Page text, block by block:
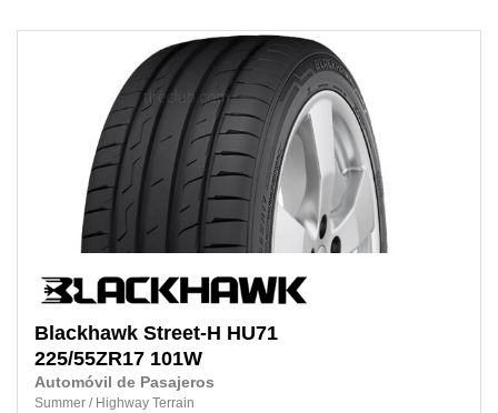
Blackhawk Street-H HU71
225/55ZR17 101W
Automóvil de Pasajeros
Summer / Highway Terrain